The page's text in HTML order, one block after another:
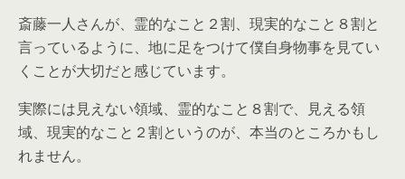
斎藤一人さんが、霊的なこと２割、現実的なこと８割と
言っているように、地に足をつけて僕自身物事を見てい
くことが大切だと感じています。
実際には見えない領域、霊的なこと８割で、見える領
域、現実的なこと２割というのが、本当のところかもし
れません。